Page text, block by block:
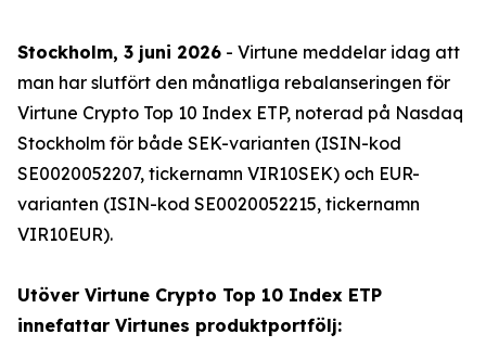
Stockholm, 3 juni 2026 - Virtune meddelar idag att
man har slutfört den månatliga rebalanseringen för
Virtune Crypto Top 10 Index ETP, noterad på Nasdaq
Stockholm för både SEK-varianten (ISIN-kod
SE0020052207, tickernamn VIR10SEK) och EUR-
varianten (ISIN-kod SE0020052215, tickernamn
VIR10EUR).
Utöver Virtune Crypto Top 10 Index ETP
innefattar Virtunes produktportfölj: